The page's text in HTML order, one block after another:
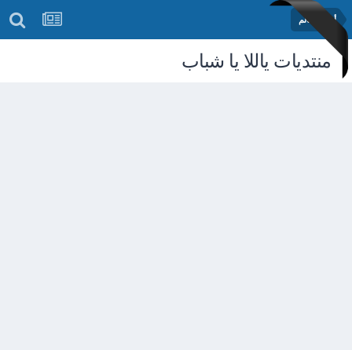
أخبار العالم
منتديات ياللا يا شباب